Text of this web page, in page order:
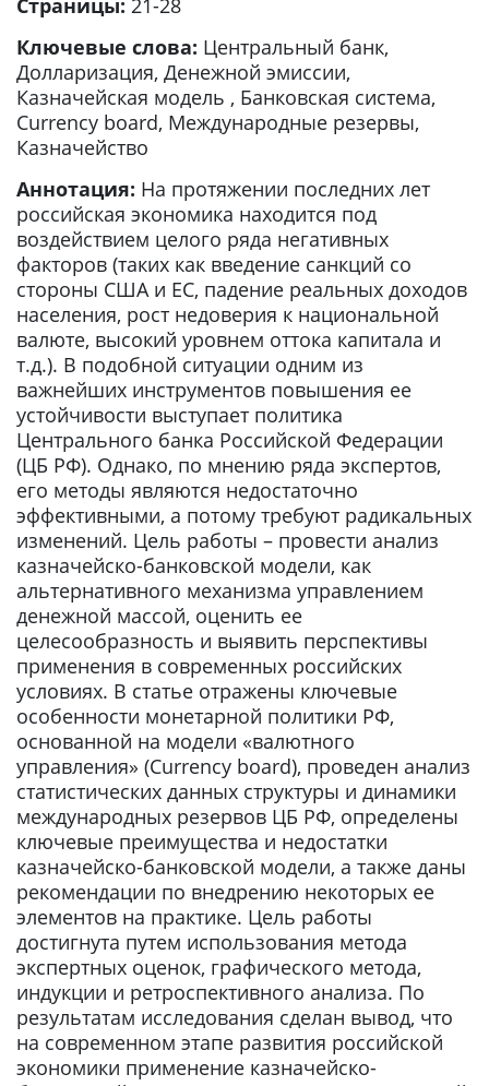
Страницы: 21-28
Ключевые слова: Центральный банк,
Долларизация, Денежной эмиссии,
Казначейская модель , Банковская система,
Currency board, Международные резервы,
Казначейство
Аннотация: На протяжении последних лет
российская экономика находится под
воздействием целого ряда негативных
факторов (таких как введение санкций со
стороны США и ЕС, падение реальных доходов
населения, рост недоверия к национальной
валюте, высокий уровнем оттока капитала и
т.д.). В подобной ситуации одним из
важнейших инструментов повышения ее
устойчивости выступает политика
Центрального банка Российской Федерации
(ЦБ РФ). Однако, по мнению ряда экспертов,
его методы являются недостаточно
эффективными, а потому требуют радикальных
изменений. Цель работы – провести анализ
казначейско-банковской модели, как
альтернативного механизма управлением
денежной массой, оценить ее
целесообразность и выявить перспективы
применения в современных российских
условиях. В статье отражены ключевые
особенности монетарной политики РФ,
основанной на модели «валютного
управления» (Currency board), проведен анализ
статистических данных структуры и динамики
международных резервов ЦБ РФ, определены
ключевые преимущества и недостатки
казначейско-банковской модели, а также даны
рекомендации по внедрению некоторых ее
элементов на практике. Цель работы
достигнута путем использования метода
экспертных оценок, графического метода,
индукции и ретроспективного анализа. По
результатам исследования сделан вывод, что
на современном этапе развития российской
экономики применение казначейско-